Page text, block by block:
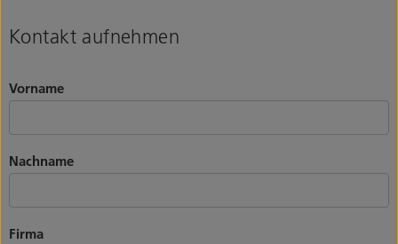
Kontakt aufnehmen
Vorname
Nachname
Firma